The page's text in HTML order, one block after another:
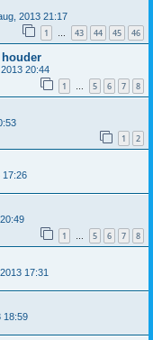
2013 21:17
1 … 43 44 45 46
20:44
1 … 5 6 7 8
1 2
17:26
1 … 5 6 7 8
17:31
18:59